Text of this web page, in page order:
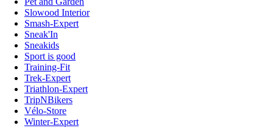
Slowood Interior
Smash-Expert
Sneak'In
Sneakids
Sport is good
Training-Fit
Trek-Expert
Triathlon-Expert
TripNBikers
Vélo-Store
Winter-Expert